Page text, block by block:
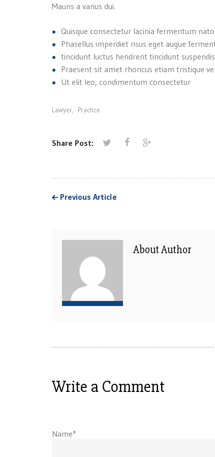
Mauris a varius dui.
Quisque consectetur lacinia fermentum
Phasellus imperdiet risus eget augue
tincidunt luctus hendrerit tincidunt
Praesent sit amet rhoncus etiam tristique
Ut elit leo, condimentum consectetur
Lawyer, Practice
Share Post:
Previous Article
About Author
Write a Comment
Name*